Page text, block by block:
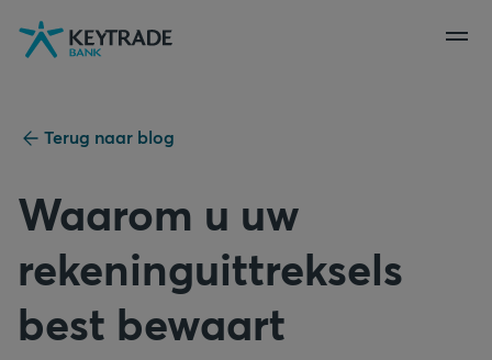
Naar
navigatie
Naar
aanmelden
Naar
inhoud
Terug naar blog
Waarom u uw
rekeninguittreksels
best bewaart